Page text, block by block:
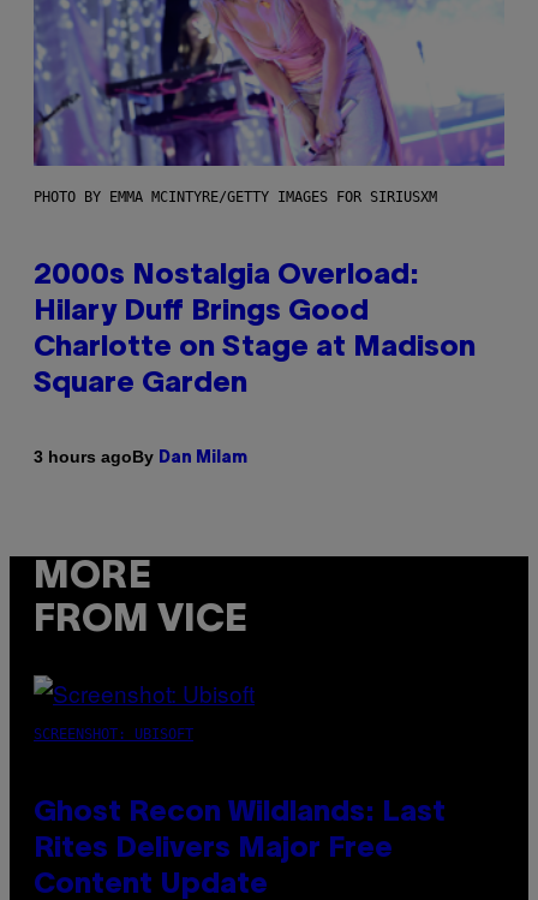
PHOTO BY EMMA MCINTYRE/GETTY IMAGES FOR SIRIUSXM
2000s Nostalgia Overload:
Hilary Duff Brings Good
Charlotte on Stage at Madison
Square Garden
3 hours agoBy Dan Milam
MORE
FROM VICE
SCREENSHOT: UBISOFT
Ghost Recon Wildlands: Last
Rites Delivers Major Free
Content Update